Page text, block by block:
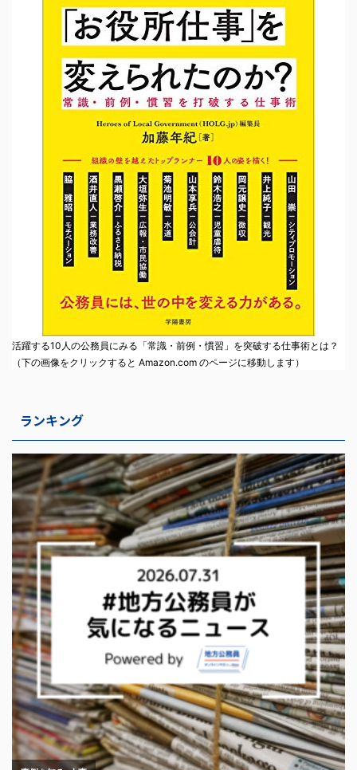
活躍する10人の公務員にみる「常識・前例・慣習」を突破する仕事術とは？
（下の画像をクリックすると Amazon.com のページに移動します）
ランキング